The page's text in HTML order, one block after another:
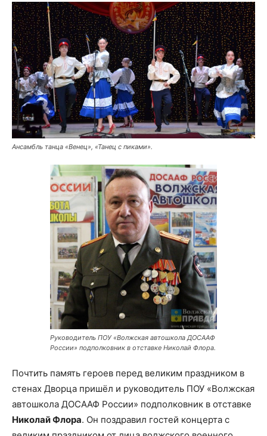
Ансамбль танца «Венец», «Танец с пиками».
Руководитель ПОУ «Волжская автошкола ДОСААФ
России» подполковник в отставке Николай Флора.
Почтить память героев перед великим праздником в
стенах Дворца пришёл и руководитель ПОУ «Волжская
автошкола ДОСААФ России» подполковник в отставке
Николай Флора. Он поздравил гостей концерта с